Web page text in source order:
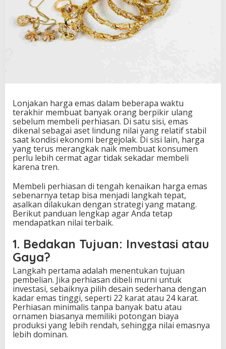
Lonjakan harga emas dalam beberapa waktu
terakhir membuat banyak orang berpikir ulang
sebelum membeli perhiasan. Di satu sisi, emas
dikenal sebagai aset lindung nilai yang relatif stabil
saat kondisi ekonomi bergejolak. Di sisi lain, harga
yang terus merangkak naik membuat konsumen
perlu lebih cermat agar tidak sekadar membeli
karena tren.
Membeli perhiasan di tengah kenaikan harga emas
sebenarnya tetap bisa menjadi langkah tepat,
asalkan dilakukan dengan strategi yang matang.
Berikut panduan lengkap agar Anda tetap
mendapatkan nilai terbaik.
1. Bedakan Tujuan: Investasi atau
Gaya?
Langkah pertama adalah menentukan tujuan
pembelian. Jika perhiasan dibeli murni untuk
investasi, sebaiknya pilih desain sederhana dengan
kadar emas tinggi, seperti 22 karat atau 24 karat.
Perhiasan minimalis tanpa banyak batu atau
ornamen biasanya memiliki potongan biaya
produksi yang lebih rendah, sehingga nilai emasnya
lebih dominan.